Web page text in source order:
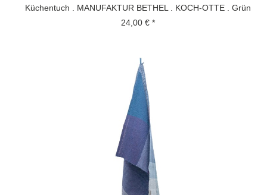
Küchentuch . MANUFAKTUR BETHEL . KOCH-OTTE . Grün
24,00 € *